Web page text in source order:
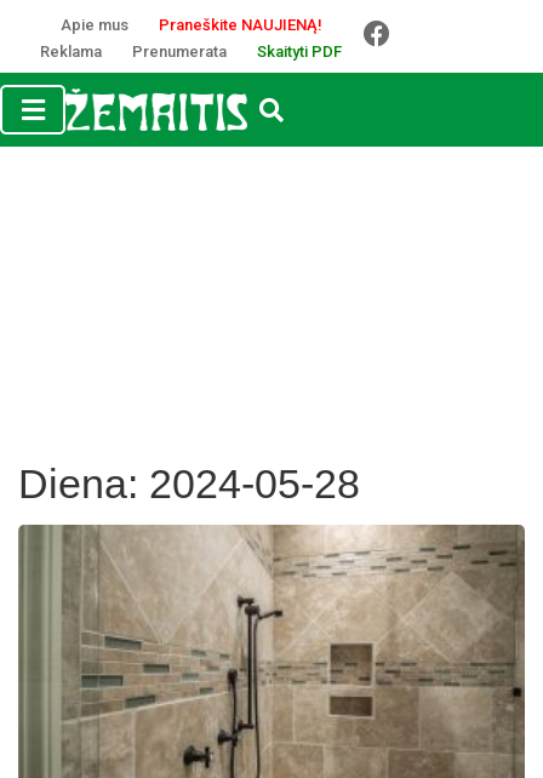
Apie mus
Praneškite NAUJIENĄ!
Reklama
Prenumerata Skaityti PDF
Diena: 2024-05-28